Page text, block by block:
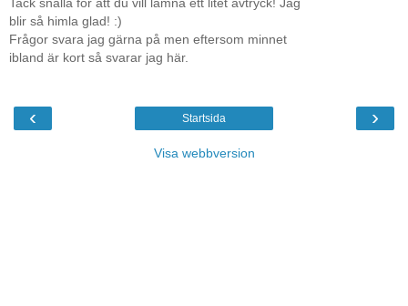
blir så himla glad! :)
Frågor svara jag gärna på men eftersom minnet
ibland är kort så svarar jag här.
‹ ›
Startsida
Visa webbversion